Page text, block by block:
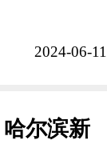
2024-06-11
尔滨新